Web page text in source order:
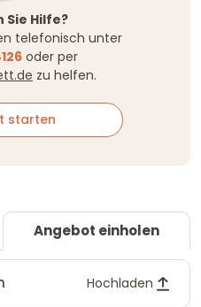
Sie Hilfe?
telefonisch unter
oder per
zu helfen.
starten
Angebot einholen
Hochladen